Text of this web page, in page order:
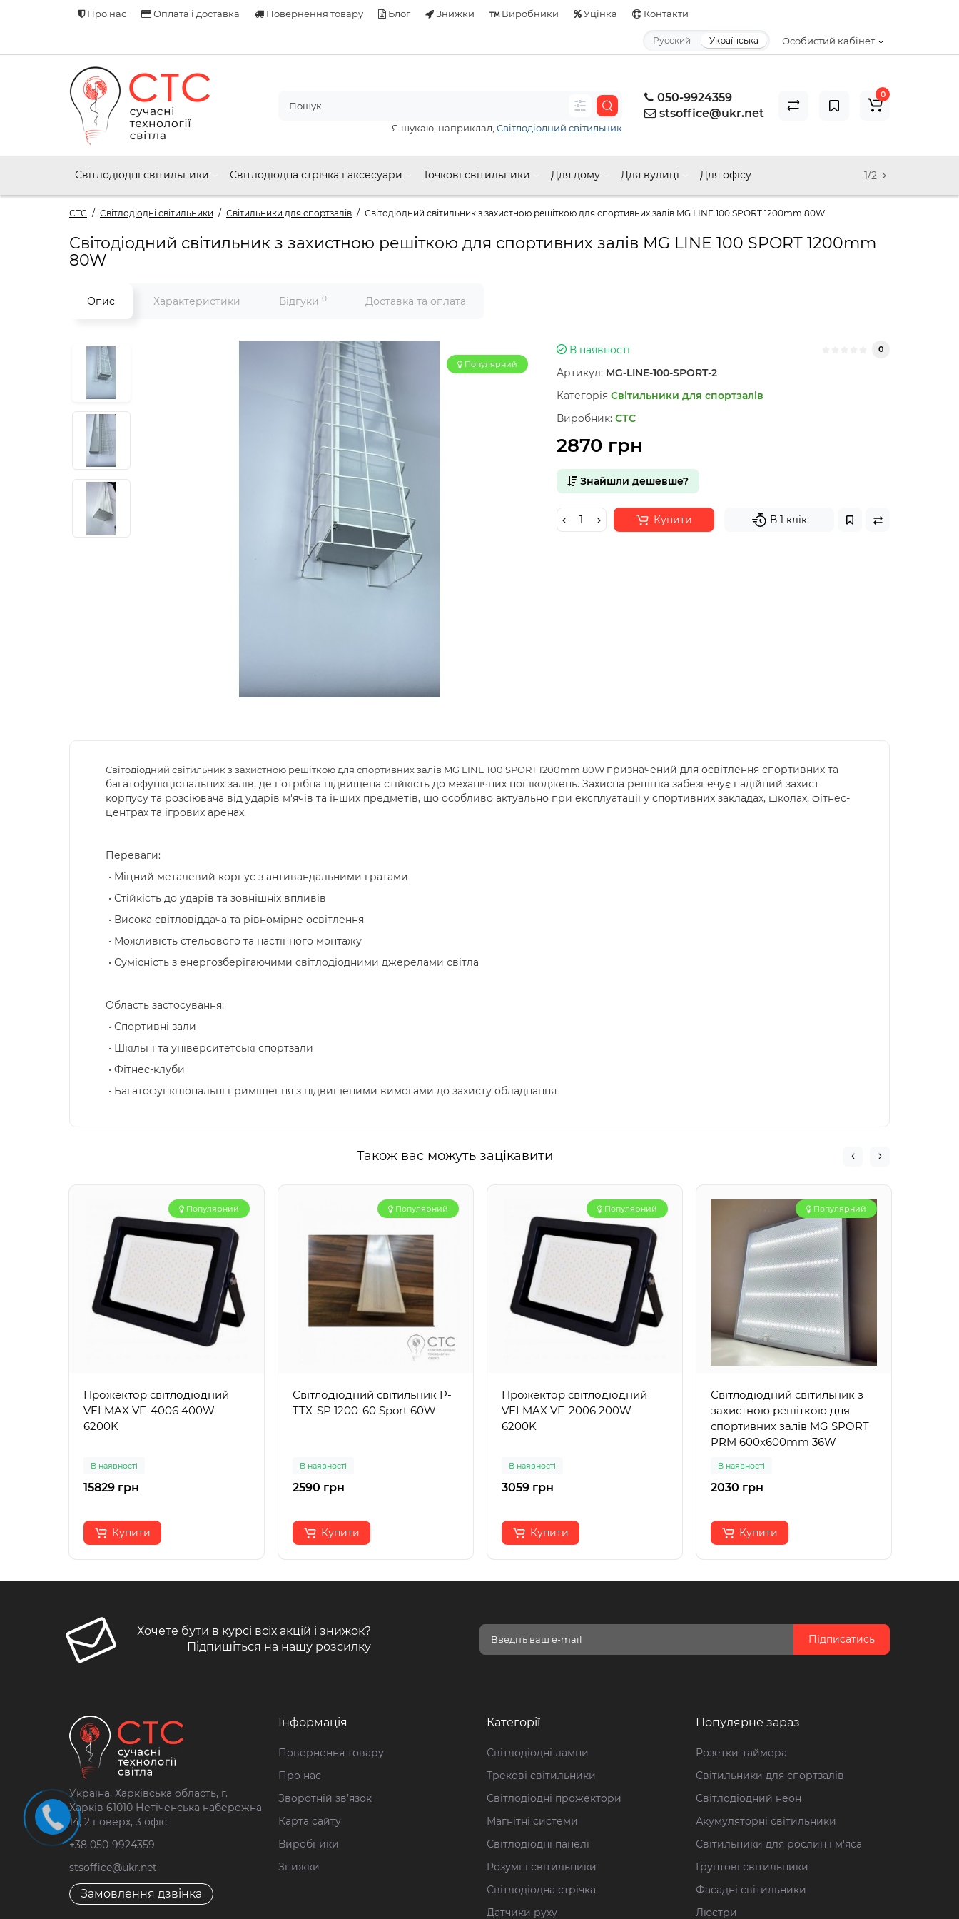
Про нас Оплата і доставка Повернення товару Блог Знижки Виробники Уцінка Контакти
Особистий кабінет
Русский Українська
050-9924359
stsoffice@ukr.net
Я шукаю, наприклад, Світлодіодний світильник
0
Світлодіодні світильники Світлодіодна стрічка і аксесуари Точкові світильники Для дому Для вулиці Для офісу 1/2
СТС Світлодіодні світильники Світильники для спортзалів Світодіодний світильник з захистною решіткою для спортивних залів MG LINE 100 SPORT 1200mm 80W
Світодіодний світильник з захистною решіткою для спортивних залів MG LINE 100 SPORT 1200mm
80W
Опис Характеристики Відгуки 0 Доставка та оплата
Популярний
В наявності 0
Артикул: MG-LINE-100-SPORT-2
Категорія Світильники для спортзалів
Виробник: СТС
2870 грн
Знайшли дешевше?
Купити В 1 клік
Світодіодний світильник з захистною решіткою для спортивних залів MG LINE 100 SPORT 1200mm 80W призначений для освітлення спортивних та
багатофункціональних залів, де потрібна підвищена стійкість до механічних пошкоджень. Захисна решітка забезпечує надійний захист
корпусу та розсіювача від ударів м'ячів та інших предметів, що особливо актуально при експлуатації у спортивних закладах, школах, фітнес-
центрах та ігрових аренах.
Переваги:
• Міцний металевий корпус з антивандальними гратами
• Стійкість до ударів та зовнішніх впливів
• Висока світловіддача та рівномірне освітлення
• Можливість стельового та настінного монтажу
• Сумісність з енергозберігаючими світлодіодними джерелами світла
Область застосування:
• Спортивні зали
• Шкільні та університетські спортзали
• Фітнес-клуби
• Багатофункціональні приміщення з підвищеними вимогами до захисту обладнання
Також вас можуть зацікавити
Популярний
Прожектор світлодіодний
VELMAX VF-4006 400W
6200K
В наявності
15829 грн
Купити
Популярний
Світлодіодний світильник P-
TTX-SP 1200-60 Sport 60W
В наявності
2590 грн
Купити
Популярний
Прожектор світлодіодний
VELMAX VF-2006 200W
6200K
В наявності
3059 грн
Купити
Популярний
Світлодіодний світильник з
захистною решіткою для
спортивних залів MG SPORT
PRM 600x600mm 36W
В наявності
2030 грн
Купити
Хочете бути в курсі всіх акцій і знижок?
Підпишіться на нашу розсилку
Підписатись
Україна, Харківська область, г.
Харків 61010 Нетіченська набережна
14, 2 поверх, 3 офіс
+38 050-9924359
stsoffice@ukr.net
Замовлення дзвінка
Інформація
Повернення товару
Про нас
Зворотній зв’язок
Карта сайту
Виробники
Знижки
Категорії
Світлодіодні лампи
Трекові світильники
Світлодіодні прожектори
Магнітні системи
Світлодіодні панелі
Розумні світильники
Світлодіодна стрічка
Датчики руху
Популярне зараз
Розетки-таймера
Світильники для спортзалів
Світлодіодний неон
Акумуляторні світильники
Світильники для рослин і м'яса
Ґрунтові світильники
Фасадні світильники
Люстри